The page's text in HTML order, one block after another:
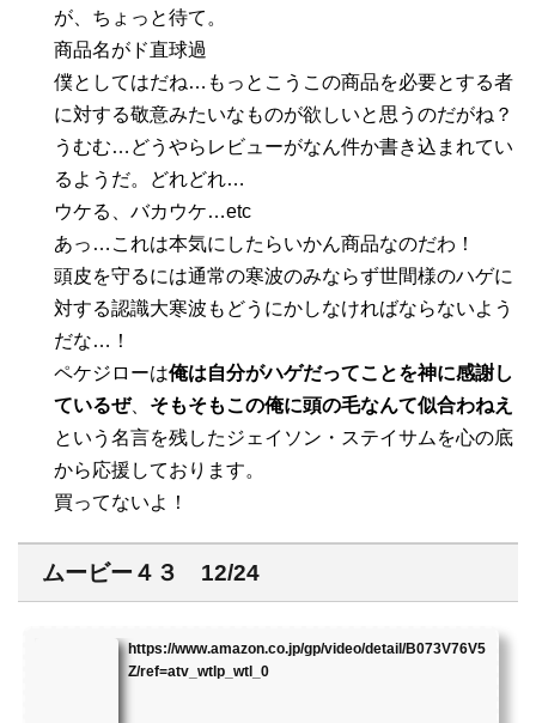
が、ちょっと待て。
商品名がド直球過
僕としてはだね…もっとこうこの商品を必要とする者
に対する敬意みたいなものが欲しいと思うのだがね？
うむむ…どうやらレビューがなん件か書き込まれてい
るようだ。どれどれ…
ウケる、バカウケ…etc
あっ…これは本気にしたらいかん商品なのだわ！
頭皮を守るには通常の寒波のみならず世間様のハゲに
対する認識大寒波もどうにかしなければならないよう
だな…！
ペケジローは俺は自分がハゲだってことを神に感謝し
ているぜ、 そもそもこの俺に頭の毛なんて似合わねえ
という名言を残したジェイソン・ステイサムを心の底
から応援しております。
買ってないよ！
ムービー４３ 12/24
https://www.amazon.co.jp/gp/video/detail/B073V76V5
Z/ref=atv_wtlp_wtl_0